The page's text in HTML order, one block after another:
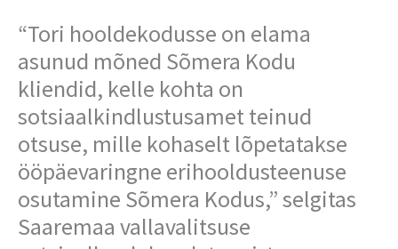
“Tori hooldekodusse on elama
asunud mõned Sõmera Kodu
kliendid, kelle kohta on
sotsiaalkindlustusamet teinud
otsuse, mille kohaselt lõpetatakse
ööpäevaringne erihooldusteenuse
osutamine Sõmera Kodus,” selgitas
Saaremaa vallavalitsuse